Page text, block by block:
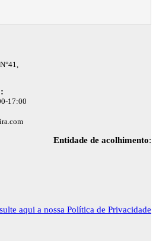
17:00
Entidade de acolhimento:
aqui a nossa Política de Privacidade